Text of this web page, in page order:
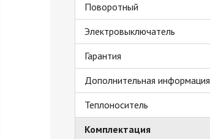
Поворотный
Электровыключатель
Гарантия
Дополнительная информация
Теплоноситель
Комплектация